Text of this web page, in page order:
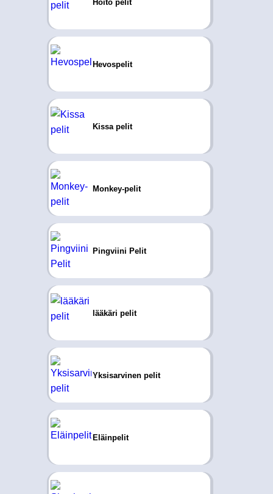
Hoito pelit
Hevospelit
Kissa pelit
Monkey-pelit
Pingviini Pelit
lääkäri pelit
Yksisarvinen pelit
Eläinpelit